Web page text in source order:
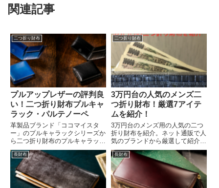
関連記事
二つ折り財布
プルアップレザーの評判良
い！二つ折り財布プルキャ
ラック・パルテノーペ
革製品ブランド「ココマイスタ
ー」のプルキャラックシリーズか
ら二つ折り財布のプルキャラッ
ク・パルテノーペを紹介。ベーシ
ックデザインの二つ折り財布は持
ちやすく使いやすいです。イタリ
ア産プルアップレザーNEVADA
はアンティーク調でハイクオリテ
二つ折り財布
3万円台の人気のメンズ二
つ折り財布！厳選7アイテ
ムを紹介！
3万円台のメンズ用の人気の二つ
折り財布を紹介。ネット通販で人
気のブランドから厳選して紹介し
てみました。3万円台になるとク
オリティも一つ上のレベルにな
り、ハイクラスのアイテムが揃っ
ています。至高のアイテムが似合
う男性におすすめです。
長財布 長財布